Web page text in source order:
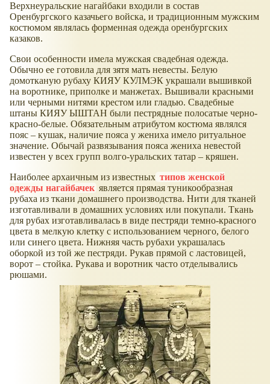
Верхнеуральские нагайбаки входили в состав
Оренбургского казачьего войска, и традиционным мужским
костюмом являлась форменная одежда оренбургских
казаков.
Свои особенности имела мужская свадебная одежда.
Обычно ее готовила для зятя мать невесты. Белую
домотканую рубаху КИЯУ КУЛМЭК украшали вышивкой
на воротнике, приполке и манжетах. Вышивали красными
или черными нитями крестом или гладью. Свадебные
штаны КИЯУ ЫШТАН были пестрядные полосатые черно-
красно-белые. Обязательным атрибутом костюма являлся
пояс – кушак, наличие пояса у жениха имело ритуальное
значение. Обычай развязывания пояса жениха невестой
известен у всех групп волго-уральских татар – кряшен.
Наиболее архаичным из известных типов женской
одежды нагайбачек является прямая туникообразная
рубаха из ткани домашнего производства. Нити для тканей
изготавливали в домашних условиях или покупали. Ткань
для рубах изготавливалась в виде пестряди темно-красного
цвета в мелкую клетку с использованием черного, белого
или синего цвета. Нижняя часть рубахи украшалась
оборкой из той же пестряди. Рукав прямой с ластовицей,
ворот – стойка. Рукава и воротник часто отделывались
рюшами.